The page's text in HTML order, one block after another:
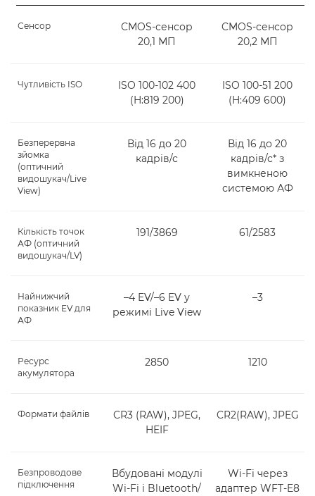
Сенсор
CMOS-сенсор
20,1 МП
CMOS-сенсор
20,2 МП
Чутливість ISO
ISO 100-102 400
(H:819 200)
ISO 100-51 200
(H:409 600)
Безперервна
зйомка
(оптичний
видошукач/Live
View)
Від 16 до 20
кадрів/с
Від 16 до 20
кадрів/с* з
вимкненою
системою АФ
Кількість точок
АФ (оптичний
видошукач/LV)
191/3869 61/2583
Найнижчий
показник EV для
АФ
–4 EV/–6 EV у
режимі Live View
–3
Ресурс
акумулятора
2850 1210
Формати файлів
CR3 (RAW), JPEG,
HEIF
CR2(RAW), JPEG
Безпроводове
підключення
Вбудовані модулі
Wi-Fi і Bluetooth/
Wi-Fi через
адаптер WFT-E8